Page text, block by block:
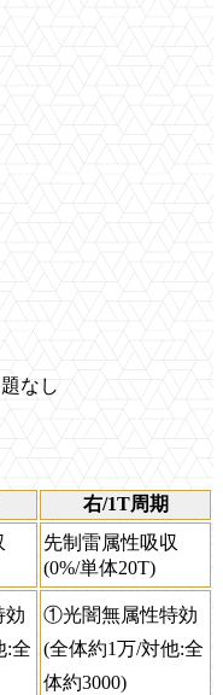
なし
右/1T周期
先制雷属性吸収
(0%/単体20T)
効
:全
①光闇無属性特効
(全体約1万/対他:全
体約3000)